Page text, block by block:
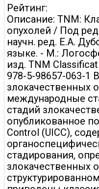
Рейтинг:
Описание: TNM:
опухолей / Под
научн. ред. Е.А.
языке. - М.:
изд. TNM
978-5-98657-063-1
злокачественных
международные
стадий
опубликованное
Control (UICC),
стадирования,
злокачественных